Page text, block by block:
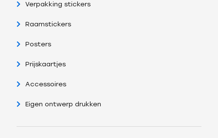
Verpakking stickers
Raamstickers
Posters
Prijskaartjes
Accessoires
Eigen ontwerp drukken